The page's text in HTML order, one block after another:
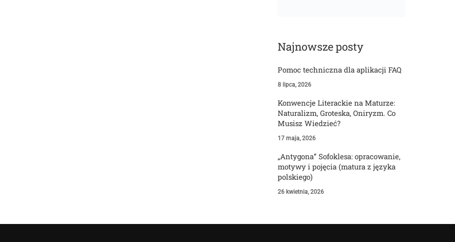
Najnowsze posty
Pomoc techniczna dla aplikacji FAQ
8 lipca, 2026
Konwencje Literackie na Maturze:
Naturalizm, Groteska, Oniryzm. Co
Musisz Wiedzieć?
17 maja, 2026
„Antygona” Sofoklesa: opracowanie,
motywy i pojęcia (matura z języka
polskiego)
26 kwietnia, 2026